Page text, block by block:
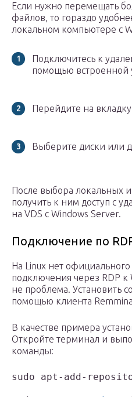
Если нужно перемещать
файлов, то гораздо
локальном компьютере с
Подключитесь к
помощью встроенной
Перейдите на
Выберите диски или
После выбора локальных
получить к ним доступ с
на VDS с Windows Server.
Подключение по
На Linux нет
подключения через RDP к
не проблема. Установить
помощью клиента
В качестве примера
Откройте терминал и
команды:
sudo apt-add-